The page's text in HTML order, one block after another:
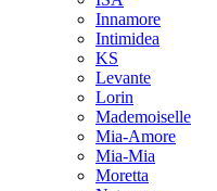
Innamore
Intimidea
KS
Levante
Lorin
Mademoiselle
Mia-Amore
Mia-Mia
Moretta